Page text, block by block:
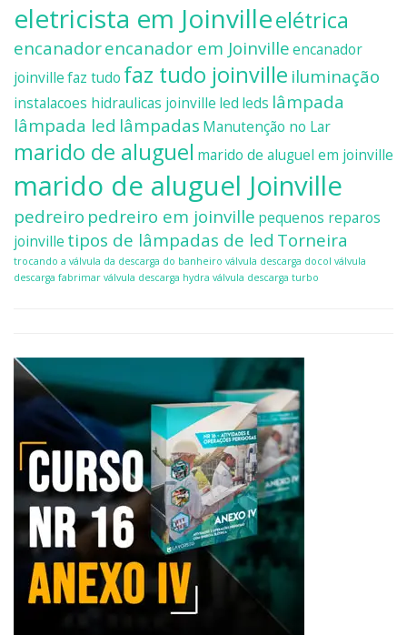
eletricista em Joinvilleelétrica
encanadorencanador em Joinvilleencanador
joinvillefaz tudo faz tudo joinville iluminação
instalacoes hidraulicas joinville led leds lâmpada
lâmpada led lâmpadas Manutenção no Lar
marido de aluguel marido de aluguel em joinville
marido de aluguel Joinville
pedreiro pedreiro em joinville pequenos reparos
joinville tipos de lâmpadas de led Torneira
trocando a válvula da descarga do banheiro válvula descarga docol válvula
descarga fabrimar válvula descarga hydra válvula descarga turbo